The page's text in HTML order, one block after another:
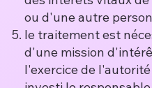
ou d'une autre
le traitement est
d'une mission
l'exercice de